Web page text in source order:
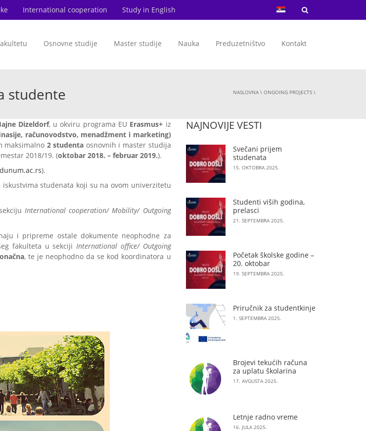
International cooperation Study in English
Osnovne studije Master studije Nauka Preduzetništvo Kontakt
studente NASLOVNA \ ONGOING PROJECTS \
Dizeldorf, u okviru programa EU Erasmus+ iz
računovodstvo, menadžment i marketing)
maksimalno 2 studenta osnovnih i master studija
2018/19. (oktobar 2018. – februar 2019.).
).
iskustvima studenata koji su na ovom univerzitetu
International cooperation/ Mobility/ Outgoing
i pripreme ostale dokumente neophodne za
fakulteta u sekcijiInternational office/ Outgoing
, te je neophodno da se kod koordinatora u
NAJNOVIJE VESTI
Svečani prijem
studenata
15. OKTOBRA 2025.
Studenti viših godina,
prelasci
21. SEPTEMBRA 2025.
Početak školske godine –
20. oktobar
19. SEPTEMBRA 2025.
Priručnik za studentkinje
1. SEPTEMBRA 2025.
Brojevi tekućih računa
za uplatu školarina
17. AVGUSTA 2025.
Letnje radno vreme
16. JULA 2025.